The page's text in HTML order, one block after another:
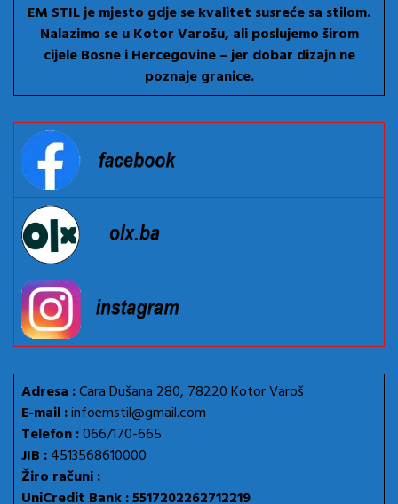
EM STIL je mjesto gdje se kvalitet susreće sa stilom.
Nalazimo se u Kotor Varošu, ali poslujemo širom
cijele Bosne i Hercegovine – jer dobar dizajn ne
poznaje granice.
Adresa :Cara Dušana 280, 78220 Kotor Varoš
E-mail :infoemstil@gmail.com
Telefon :066/170-665
JIB :4513568610000
Žiro računi :
UniCredit Bank : 5517202262712219